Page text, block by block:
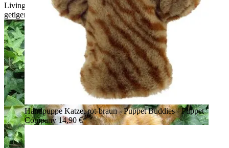
Living Puppets Handpuppe Braune Katze mit rotbraun
getigertem Fell, stehend
Handpuppe Katze, rot-braun - Puppet Buddies - Puppet
Company14,90 €*